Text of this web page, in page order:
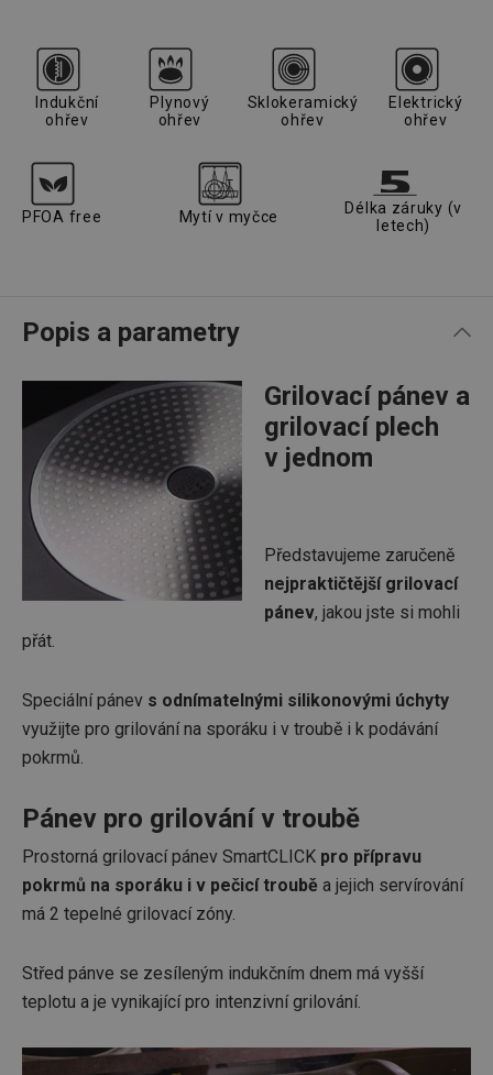
Indukční
ohřev
Plynový
ohřev
Sklokeramický
ohřev
Elektrický
ohřev
PFOA free Mytí v myčce
Délka záruky (v
letech)
Popis a parametry
Grilovací pánev a
grilovací plech
v jednom
Představujeme zaručeně
nejpraktičtější grilovací
pánev, jakou jste si mohli
přát.
Speciální pánev s odnímatelnými silikonovými úchyty
využijte pro grilování na sporáku i v troubě i k podávání
pokrmů.
Pánev pro grilování v troubě
Prostorná grilovací pánev SmartCLICK pro přípravu
pokrmů na sporáku i v pečicí troubě a jejich servírování
má 2 tepelné grilovací zóny.
Střed pánve se zesíleným indukčním dnem má vyšší
teplotu a je vynikající pro intenzivní grilování.